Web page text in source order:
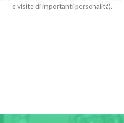
e visite di importanti personalità).